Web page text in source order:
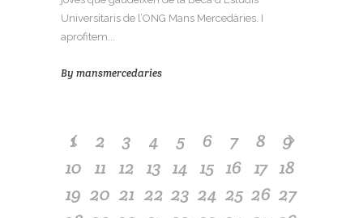
Universitaris de l’ONG Mans Mercedàries. I
aprofitem...
By mansmercedaries
1 2 3 4 5 6 7 8
9
10 11 12 13 14 15 16 17 18
19 20 21 22 23 24 25 26 27